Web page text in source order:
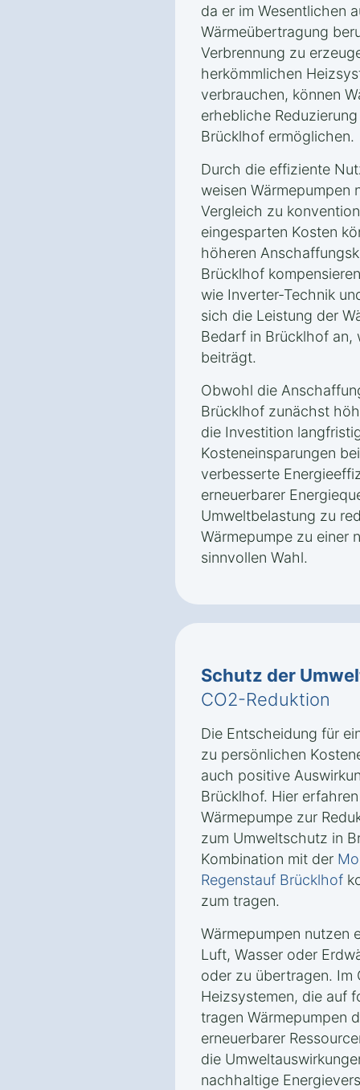
da er im Wesentlichen
Wärmeübertragung
Verbrennung zu
herkömmlichen
verbrauchen, können
erhebliche
Brücklhof ermöglichen.
Durch die effiziente
weisen Wärmepumpen
Vergleich zu
eingesparten Kosten
höheren
Brücklhof
wie Inverter-Technik
sich die Leistung der
Bedarf in Brücklhof
beiträgt.
Obwohl die
Brücklhof zunächst
die Investition
Kosteneinsparungen
verbesserte
erneuerbarer
Umweltbelastung zu
Wärmepumpe zu einer
sinnvollen Wahl.
Schutz der
CO2-Reduktion
Die Entscheidung für
zu persönlichen
auch positive
Brücklhof. Hier
Wärmepumpe zur
zum Umweltschutz in
Kombination mit der
Regenstauf Brücklhof
zum tragen.
Wärmepumpen nutzen
Luft, Wasser oder
oder zu übertragen. Im
Heizsystemen, die auf
tragen Wärmepumpen
erneuerbarer
die
nachhaltige